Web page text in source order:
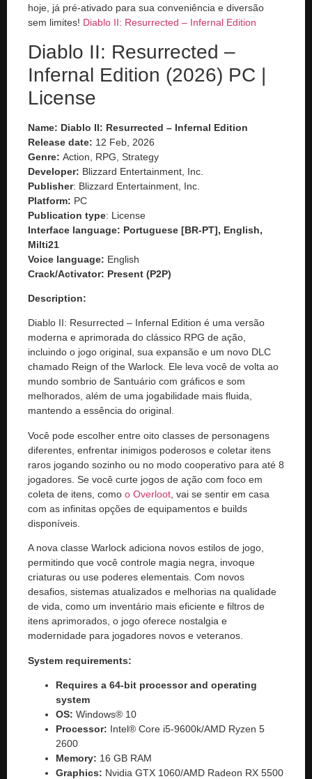
hoje, já pré-ativado para sua conveniência e diversão
sem limites! Diablo II: Resurrected – Infernal Edition
Diablo II: Resurrected –
Infernal Edition (2026) PC |
License
Name: Diablo II: Resurrected – Infernal Edition
Release date: 12 Feb, 2026
Genre: Action, RPG, Strategy
Developer: Blizzard Entertainment, Inc.
Publisher: Blizzard Entertainment, Inc.
Platform: PC
Publication type: License
Interface language: Portuguese [BR-PT], English,
Milti21
Voice language: English
Crack/Activator: Present (P2P)
Description:
Diablo II: Resurrected – Infernal Edition é uma versão
moderna e aprimorada do clássico RPG de ação,
incluindo o jogo original, sua expansão e um novo DLC
chamado Reign of the Warlock. Ele leva você de volta ao
mundo sombrio de Santuário com gráficos e som
melhorados, além de uma jogabilidade mais fluida,
mantendo a essência do original.
Você pode escolher entre oito classes de personagens
diferentes, enfrentar inimigos poderosos e coletar itens
raros jogando sozinho ou no modo cooperativo para até 8
jogadores. Se você curte jogos de ação com foco em
coleta de itens, como o Overloot , vai se sentir em casa
com as infinitas opções de equipamentos e builds
disponíveis.
A nova classe Warlock adiciona novos estilos de jogo,
permitindo que você controle magia negra, invoque
criaturas ou use poderes elementais. Com novos
desafios, sistemas atualizados e melhorias na qualidade
de vida, como um inventário mais eficiente e filtros de
itens aprimorados, o jogo oferece nostalgia e
modernidade para jogadores novos e veteranos.
System requirements:
Requires a 64-bit processor and operating
system
OS: Windows® 10
Processor: Intel® Core i5-9600k/AMD Ryzen 5
2600
Memory: 16 GB RAM
Graphics: Nvidia GTX 1060/AMD Radeon RX 5500